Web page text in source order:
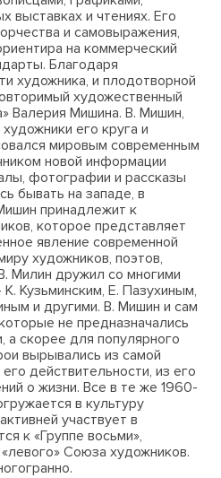
выставках и чтениях. Его
и самовыражения,
на коммерческий
Благодаря
художника, и плодотворной
художественный
Валерия Мишина. В. Мишин,
его круга и
мировым современным
новой информации
фотографии и рассказы
бывать на западе, в
принадлежит к
которое представляет
явление современной
художников, поэтов,
Милин дружил со многими
Кузьминским, Е. Пазухиным,
и другими. В. Мишин и сам
не предназначались
а скорее для популярного
вырывались из самой
действительности, из его
о жизни. Все в те же 1960-
в культуру
участвует в
к «Группе восьми»,
Союза художников.